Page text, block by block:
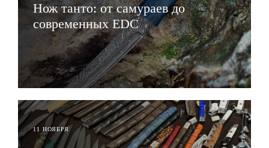
Нож танто: от самураев до
современных EDC
ЧИТАТЬ
11 НОЯБРЯ